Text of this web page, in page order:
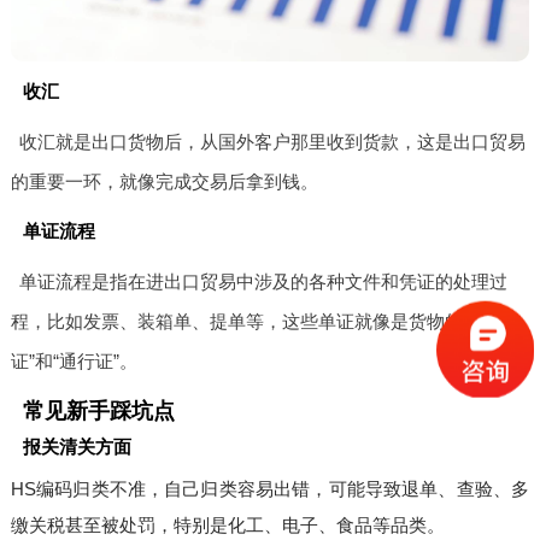
收汇
收汇就是出口货物后，从国外客户那里收到货款，这是出口贸易
的重要一环，就像完成交易后拿到钱。
单证流程
单证流程是指在进出口贸易中涉及的各种文件和凭证的处理过
程，比如发票、装箱单、提单等，这些单证就像是货物的“身份
证”和“通行证”。
常见新手踩坑点
报关清关方面
HS编码归类不准，自己归类容易出错，可能导致退单、查验、多
缴关税甚至被处罚，特别是化工、电子、食品等品类。